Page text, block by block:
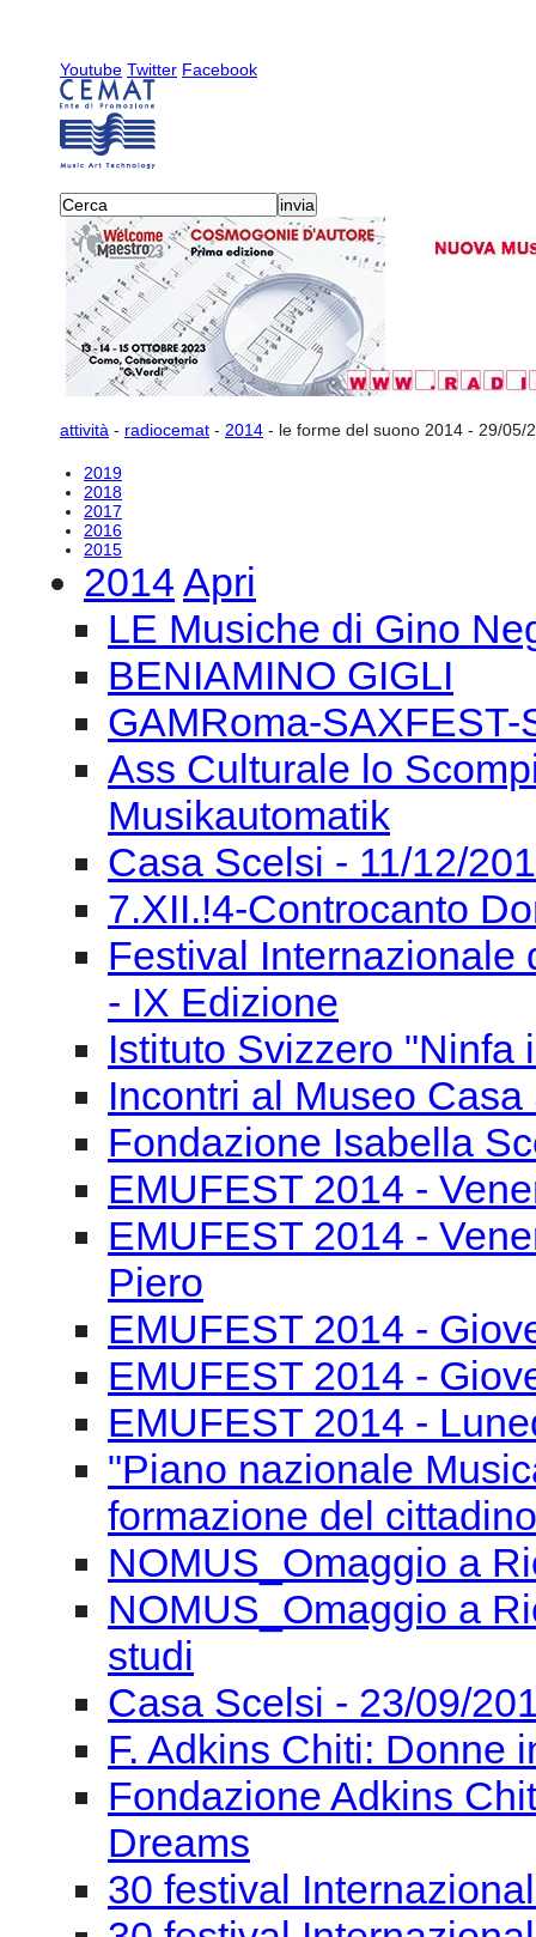
Youtube Twitter Facebook
attività radiocemat - 2014 - le forme del suono 2014 - 29/05/
2019
2018
2017
2016
2015
2014Apri
LE Musiche di Gino
BENIAMINO GIGLI
GAMRoma-SAXFEST-
Ass Culturale lo
Musikautomatik
Casa Scelsi - 11/12/
7.XII.!4-Controcanto
Festival Internazionale
- IX Edizione
Istituto Svizzero "Ninfa
Incontri al Museo
Fondazione Isabella
EMUFEST 2014 -
EMUFEST 2014 -
Piero
EMUFEST 2014 -
EMUFEST 2014 -
EMUFEST 2014 -
"Piano nazionale
formazione del
NOMUS_Omaggio a
NOMUS_Omaggio a
studi
Casa Scelsi - 23/09/